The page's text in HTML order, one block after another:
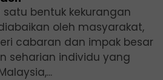
bentuk kekurangan
oleh masyarakat,
cabaran dan impak besar
seharian individu yang